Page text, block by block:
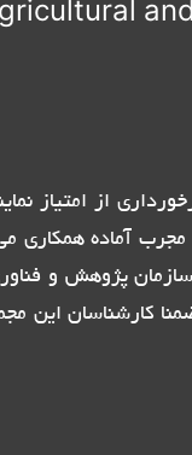
مجرب آماده همکاری
پژوهش و
کارشناسان این